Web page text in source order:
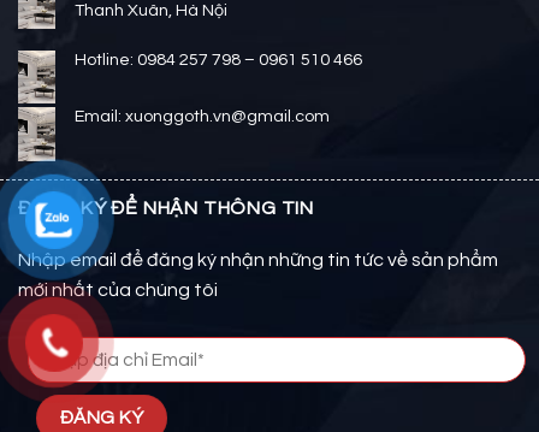
Thanh Xuân, Hà Nội
Hotline: 0984 257 798 – 0961 510 466
Email: xuonggoth.vn@gmail.com
ĐĂNG KÝ ĐỂ NHẬN THÔNG TIN
Nhập email để đăng ký nhận những tin tức về sản phẩm
mới nhất của chúng tôi